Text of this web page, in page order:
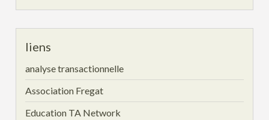
liens
analyse transactionnelle
Association Fregat
Education TA Network